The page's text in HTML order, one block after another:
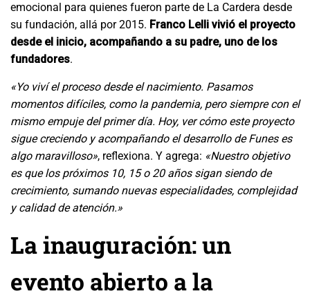
emocional para quienes fueron parte de La Cardera desde
su fundación, allá por 2015. Franco Lelli vivió el proyecto
desde el inicio, acompañando a su padre, uno de los
fundadores.
«Yo viví el proceso desde el nacimiento. Pasamos
momentos difíciles, como la pandemia, pero siempre con el
mismo empuje del primer día. Hoy, ver cómo este proyecto
sigue creciendo y acompañando el desarrollo de Funes es
algo maravilloso», reflexiona. Y agrega: «Nuestro objetivo
es que los próximos 10, 15 o 20 años sigan siendo de
crecimiento, sumando nuevas especialidades, complejidad
y calidad de atención.»
La inauguración: un
evento abierto a la